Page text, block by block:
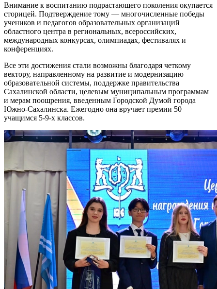
Внимание к воспитанию подрастающего поколения окупается
сторицей. Подтверждение тому — многочисленные победы
учеников и педагогов образовательных организаций
областного центра в региональных, всероссийских,
международных конкурсах, олимпиадах, фестивалях и
конференциях.
Все эти достижения стали возможны благодаря четкому
вектору, направленному на развитие и модернизацию
образовательной системы, поддержке правительства
Сахалинской области, целевым муниципальным программам
и мерам поощрения, введенным Городской Думой города
Южно-Сахалинска. Ежегодно она вручает премии 50
учащимся 5-9-х классов.